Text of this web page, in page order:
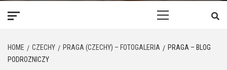
HOME CZECHY PRAGA (CZECHY) – FOTOGALERIA
PRAGA – BLOG
PODROZNICZY